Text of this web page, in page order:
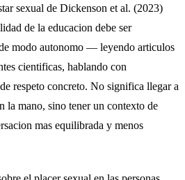
sexual de Dickenson et al. (2023)
de la educacion debe ser
modo autonomo — leyendo articulos
cientificas, hablando con
respeto concreto. No significa llegar a
la mano, sino tener un contexto de
mas equilibrada y menos